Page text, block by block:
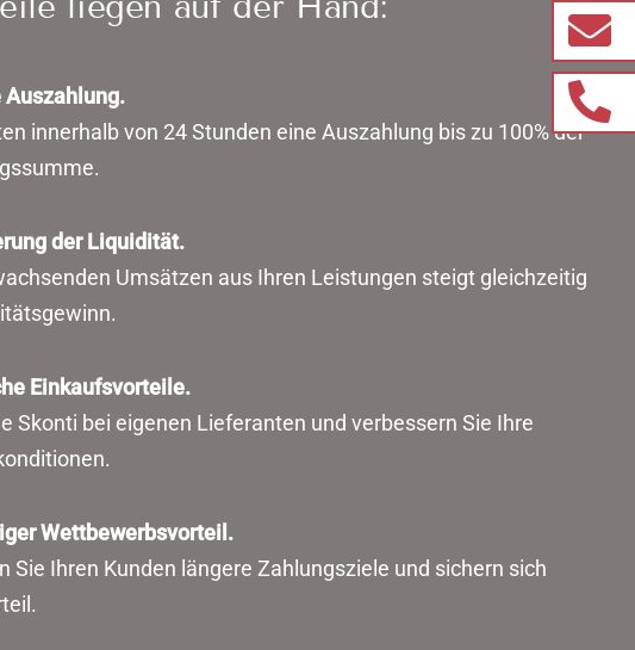
innerhalb von 24 Stunden eine Auszahlung bis zu 100% der
der Liquidität.
Umsätzen aus Ihren Leistungen steigt gleichzeitig
Einkaufsvorteile.
Skonti bei eigenen Lieferanten und verbessern Sie Ihre
Wettbewerbsvorteil.
Sie Ihren Kunden längere Zahlungsziele und sichern sich